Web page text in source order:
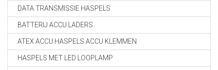
DATA TRANSMISSIE HASPELS
BATTERIJ ACCU LADERS
ATEX ACCU HASPELS ACCU KLEMMEN
HASPELS MET LED LOOPLAMP